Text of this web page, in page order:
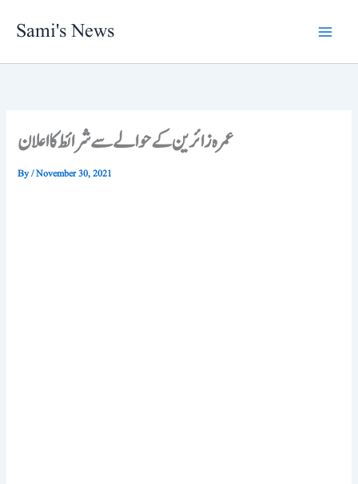
Sami's News
عمرہ زائرین کے حوالے سے شرائط کا اعلان
By/November 30, 2021